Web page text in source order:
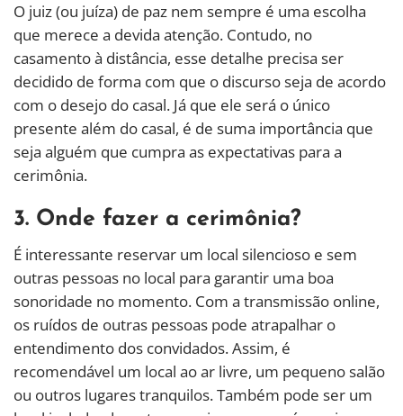
O juiz (ou juíza) de paz nem sempre é uma escolha
que merece a devida atenção. Contudo, no
casamento à distância, esse detalhe precisa ser
decidido de forma com que o discurso seja de acordo
com o desejo do casal. Já que ele será o único
presente além do casal, é de suma importância que
seja alguém que cumpra as expectativas para a
cerimônia.
3. Onde fazer a cerimônia?
É interessante reservar um local silencioso e sem
outras pessoas no local para garantir uma boa
sonoridade no momento. Com a transmissão online,
os ruídos de outras pessoas pode atrapalhar o
entendimento dos convidados. Assim, é
recomendável um local ao ar livre, um pequeno salão
ou outros lugares tranquilos. Também pode ser um